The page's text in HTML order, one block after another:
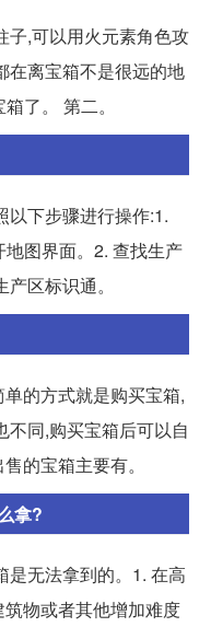
子,可以用火元素角色攻
在离宝箱不是很远的地
了。 第二。
以下步骤进行操作:1.
图界面。2. 查找生产
区标识通。
的方式就是购买宝箱,
不同,购买宝箱后可以自
的宝箱主要有。
拿?
是无法拿到的。1. 在高
物或者其他增加难度